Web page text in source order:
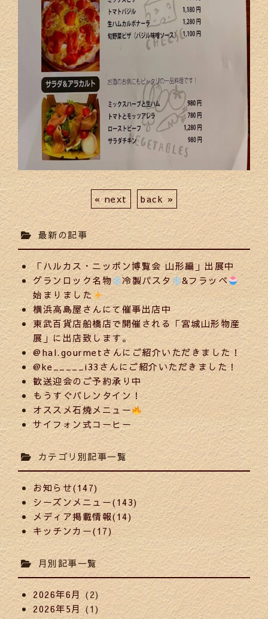
« next back »
最新の記事
「ハルカス・ニッポン博覧会 山形編」出展中
グランロック名物
冷製パスタ
&フラッペ
始まりました
横浜高島屋さんにて催事出店中
東武百貨店船橋店で開催される「宮城山形物産
展」に出店致します。
@hal.gourmetさんにご紹介いただきました！
@ke_____i33さんにご紹介いただきました！
歓送迎会のご予約承り中
もうすぐバレンタイン！
オススメ石焼メニュー
サイフォン式コーヒー
カテゴリ別記事一覧
お知らせ(147)
シーズンメニュー(143)
メディア掲載情報(14)
キッチンカー(17)
月別記事一覧
2026年6月(2)
2026年5月(1)